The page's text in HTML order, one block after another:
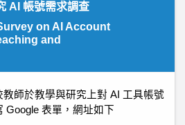
AI 帳號需求調查
on AI Account
and
師於教學與研究上對 AI 工具帳號
Google 表單，網址如下